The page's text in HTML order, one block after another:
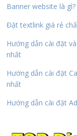
Banner website là gì?
Đặt textlink giá rẻ
Hướng dẫn cài đặt
nhất
Hướng dẫn cài đặt
nhất
Hướng dẫn cài đặt